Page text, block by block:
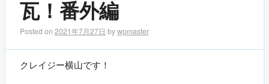
瓦！番外編
Posted on 2021年7月27日 bywpmaster
クレイジー横山です！